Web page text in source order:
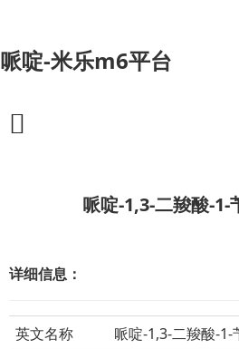
哌啶-米乐m6平台
哌啶-1,3-二羧酸-1-
详细信息：
英文名称
哌啶-1,3-二羧酸-1-